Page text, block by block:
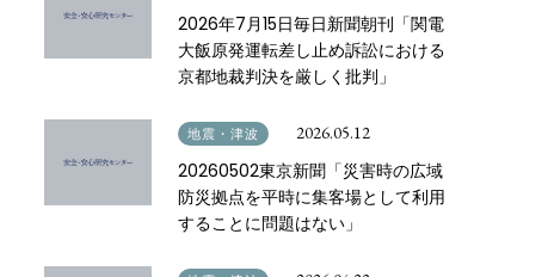
2026年7月15日毎日新聞朝刊「関電
大飯原発運転差し止め訴訟における
京都地裁判決を厳しく批判」
地震・津波 2026.05.12
20260502東京新聞「災害時の広域
防災拠点を平時に集客場として利用
することに問題はない」